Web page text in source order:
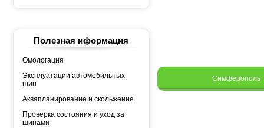
Росава
Полезная иформация
Омологация
Эксплуатации автомобильных
шин
Аквапланирование и скольжение
Проверка состояния и уход за
шинами
Симферополь